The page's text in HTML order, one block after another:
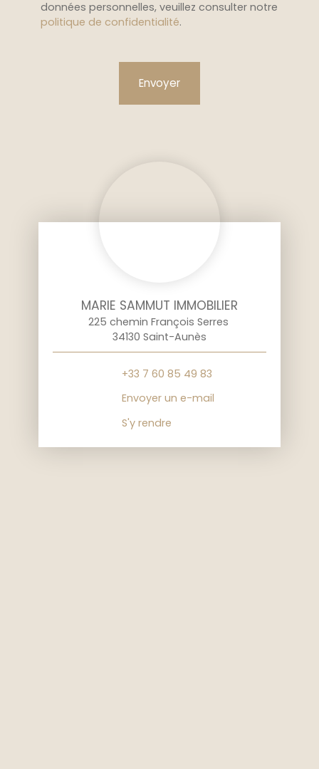
données personnelles, veuillez consulter notre
politique de confidentialité.
Envoyer
MARIE SAMMUT IMMOBILIER
225 chemin François Serres
34130 Saint-Aunès
+33 7 60 85 49 83
Envoyer un e-mail
S'y rendre